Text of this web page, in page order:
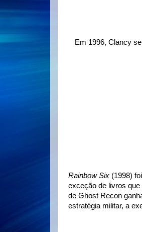
Em 1996, Clancy
Rainbow Six (1998)
exceção de livros
de Ghost Recon
estratégia militar, a